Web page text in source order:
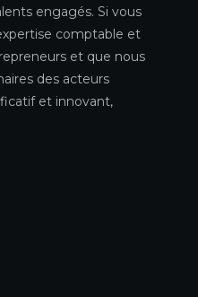
engagés. Si vous
comptable et
et que nous
des acteurs
et innovant,